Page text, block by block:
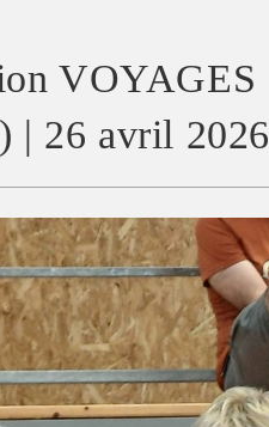
VOYAGES
| 26 avril 2026